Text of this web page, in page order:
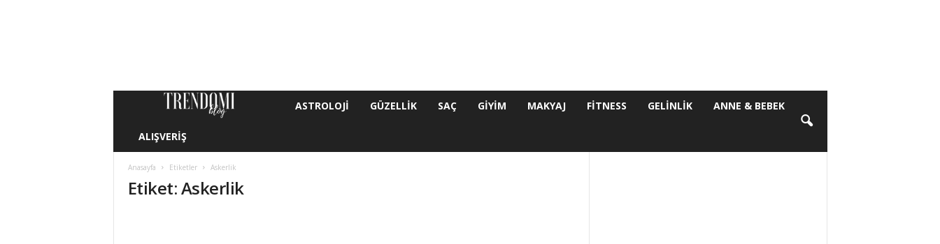
ASTROLOJI GÜZELLIK SAÇ GIYIM MAKYAJ FITNESS GELINLIK ANNE & BEBEK
ALIŞVERIŞ
Anasayfa Etiketler Askerlik
Etiket: Askerlik